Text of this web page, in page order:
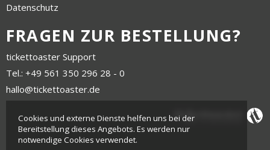
Datenschutz
FRAGEN ZUR BESTELLUNG?
tickettoaster Support
Tel.: +49 561 350 296 28 - 0
hallo@tickettoaster.de
Cookies und externe Dienste helfen uns bei der
Bereitstellung dieses Angebots. Es werden nur
notwendige Cookies verwendet.